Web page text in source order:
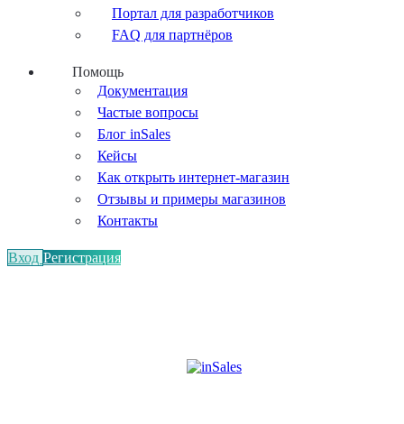
Портал для разработчиков
FAQ для партнёров
Помощь
Документация
Частые вопросы
Блог inSales
Кейсы
Как открыть интернет-магазин
Отзывы и примеры магазинов
Контакты
Вход Регистрация